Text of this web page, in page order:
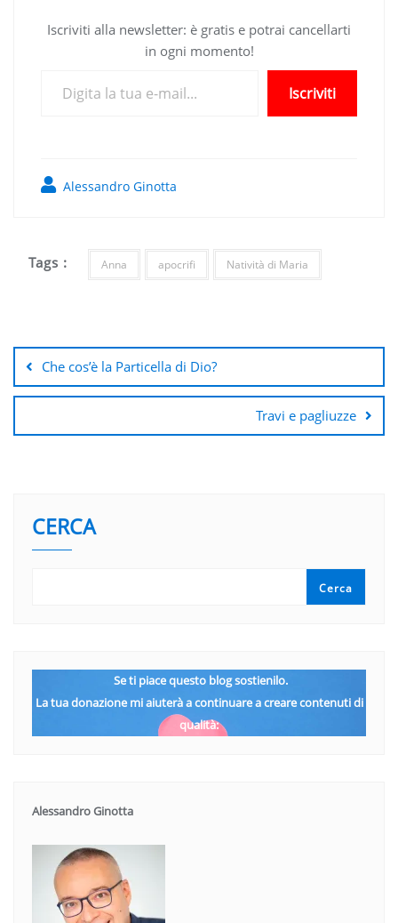
Iscriviti alla newsletter: è gratis e potrai cancellarti
in ogni momento!
Iscriviti
Alessandro Ginotta
Tags : Anna apocrifi Natività di Maria
articoli
Che cos’è la Particella di Dio?
Travi e pagliuzze
CERCA
Cerca
Se ti piace questo blog sostienilo.
La tua donazione mi aiuterà a continuare a creare contenuti di
qualità:
Alessandro Ginotta